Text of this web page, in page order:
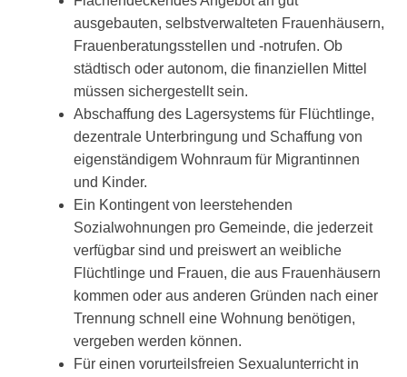
ausgebauten, selbstverwalteten Frauenhäusern,
Frauenberatungsstellen und -notrufen. Ob
städtisch oder autonom, die finanziellen Mittel
müssen sichergestellt sein.
Abschaffung des Lagersystems für Flüchtlinge,
dezentrale Unterbringung und Schaffung von
eigenständigem Wohnraum für Migrantinnen
und Kinder.
Ein Kontingent von leerstehenden
Sozialwohnungen pro Gemeinde, die jederzeit
verfügbar sind und preiswert an weibliche
Flüchtlinge und Frauen, die aus Frauenhäusern
kommen oder aus anderen Gründen nach einer
Trennung schnell eine Wohnung benötigen,
vergeben werden können.
Für einen vorurteilsfreien Sexualunterricht in